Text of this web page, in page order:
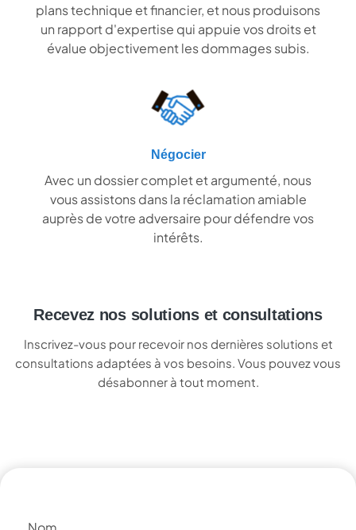
plans technique et financier, et nous produisons
un rapport d'expertise qui appuie vos droits et
évalue objectivement les dommages subis.
Négocier
Avec un dossier complet et argumenté, nous
vous assistons dans la réclamation amiable
auprès de votre adversaire pour défendre vos
intérêts.
Recevez nos solutions et consultations
Inscrivez-vous pour recevoir nos dernières solutions et
consultations adaptées à vos besoins. Vous pouvez vous
désabonner à tout moment.